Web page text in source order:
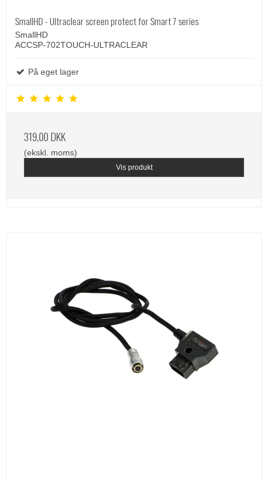
SmallHD - Ultraclear screen protect for Smart 7 series
SmallHD
ACCSP-702TOUCH-ULTRACLEAR
På eget lager
319,00 DKK
(ekskl. moms)
Vis produkt